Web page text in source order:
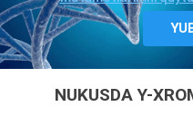
NUKUSDA Y-